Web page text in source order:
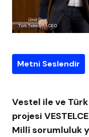
Metni Seslendir
Vestel ile ve
projesi
Millî sorumluluk